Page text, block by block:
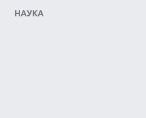
Америки
Nintendo, Microsoft и
Labo, South Park и
НАУКА